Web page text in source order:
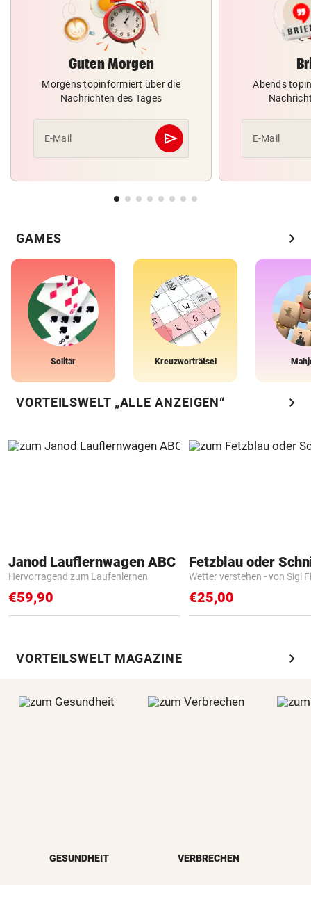
Guten Morgen
Morgens topinformiert über die
Nachrichten des Tages
E-Mail send
Abschicken
Abends
E-Mail
GAMES chevron_right
Solitär Kreuzworträtsel
VORTEILSWELT „ALLE ANZEIGEN“ chevron_right
Janod Lauflernwagen ABC
Hervorragend zum Laufenlernen
€59,90
Fetzblau oder
Wetter verstehen - von Sigi
€25,00
VORTEILSWELT MAGAZINE chevron_right
GESUNDHEIT VERBRECHEN